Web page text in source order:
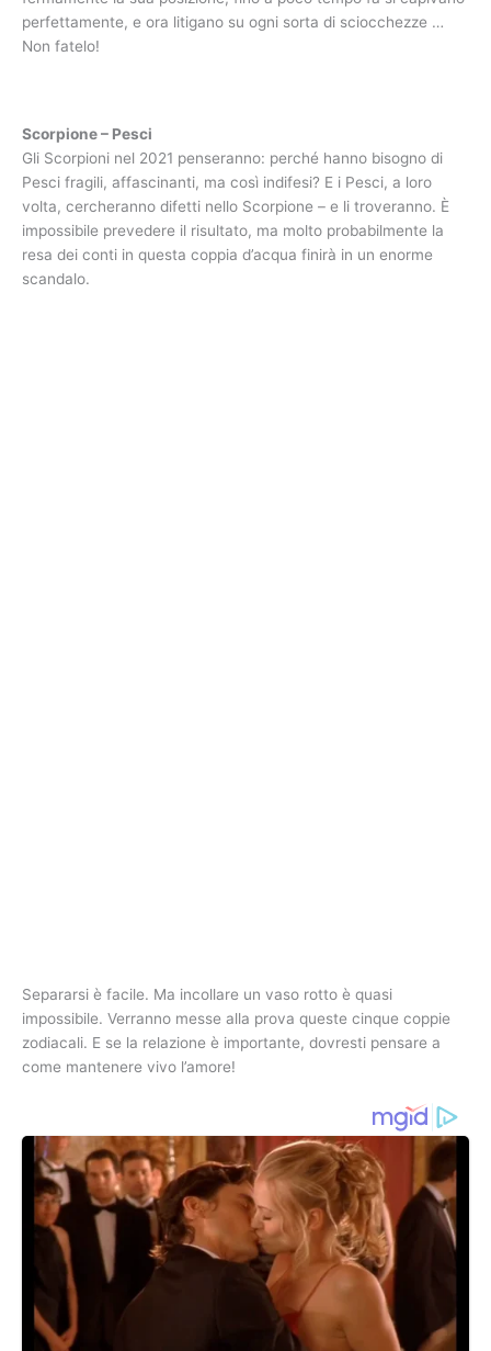
perfettamente, e ora litigano su ogni sorta di sciocchezze …
Non fatelo!
Scorpione – Pesci
Gli Scorpioni nel 2021 penseranno: perché hanno bisogno di
Pesci fragili, affascinanti, ma così indifesi? E i Pesci, a loro
volta, cercheranno difetti nello Scorpione – e li troveranno. È
impossibile prevedere il risultato, ma molto probabilmente la
resa dei conti in questa coppia d’acqua finirà in un enorme
scandalo.
Separarsi è facile. Ma incollare un vaso rotto è quasi
impossibile. Verranno messe alla prova queste cinque coppie
zodiacali. E se la relazione è importante, dovresti pensare a
come mantenere vivo l’amore!